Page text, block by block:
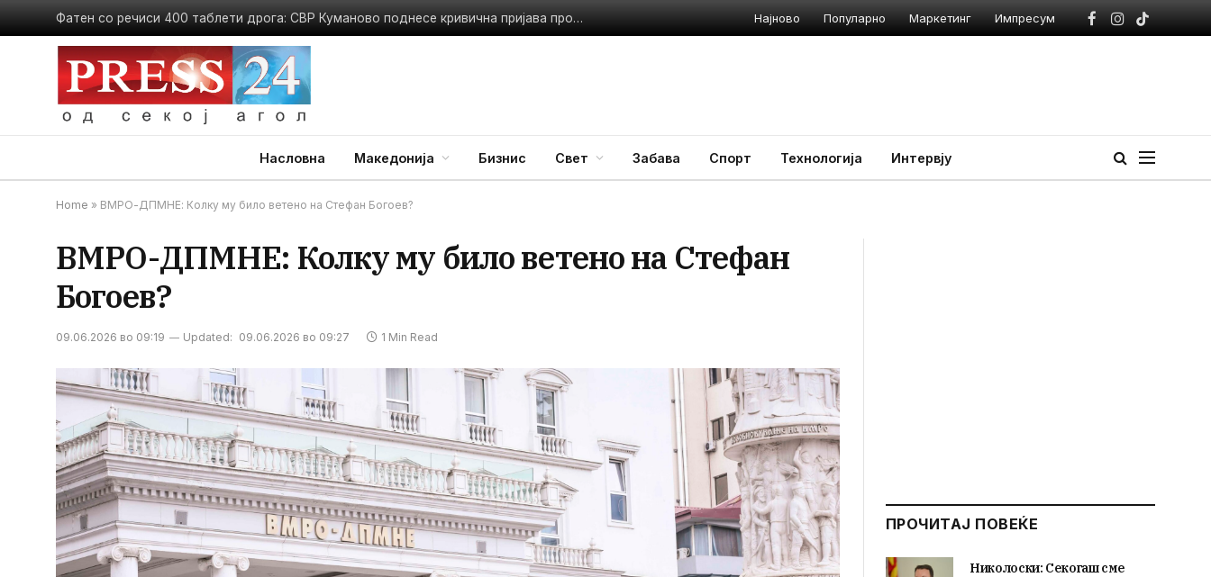
Фатен со речиси 400 таблети дрога: СВР Куманово поднесе кривична пријава против 30-годишник Најново Популарно Маркетинг Импресум
Facebook
Instagram
TikTok
Насловна Македонија Бизнис Свет Забава Спорт Технологија Интервју
Home » ВМРО-ДПМНЕ: Колку му било ветено на Стефан Богоев?
ВМРО-ДПМНЕ: Колку му било ветено на Стефан
Богоев?
09.06.2026 во 09:19 Updated: 09.06.2026 во 09:27 1 Min Read
ПРОЧИТАЈ ПОВЕЌЕ
Николоски: Секогаш сме